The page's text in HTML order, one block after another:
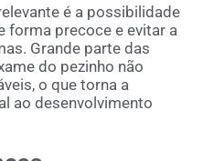
é a possibilidade
forma precoce e evitar a
Grande parte das
do pezinho não
o que torna a
ao desenvolvimento